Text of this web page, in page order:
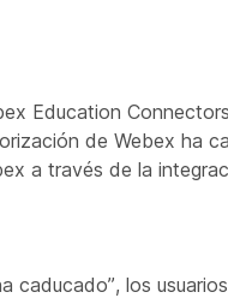
Education
de Webex ha
a través de la
caducado”, los